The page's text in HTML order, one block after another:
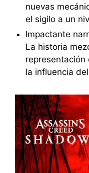
nuevas
el sigilo a un
Impactante
La historia
la influencia